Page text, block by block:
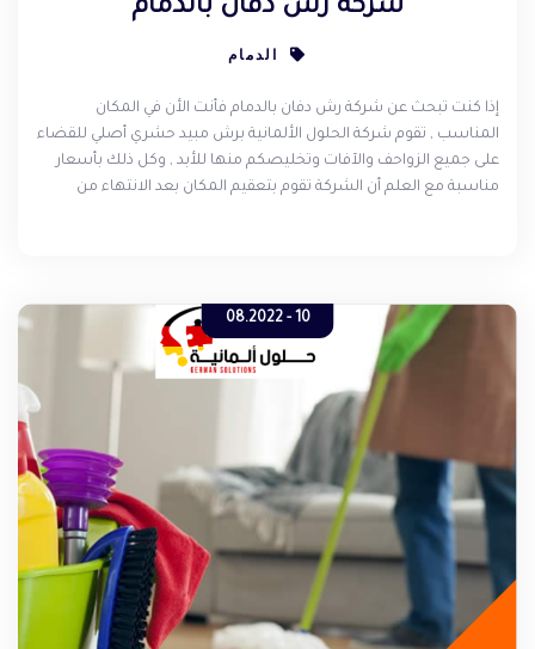
شركة رش دفان بالدمام
الدمام
إذا كنت تبحث عن شركة رش دفان بالدمام فأنت الأن في المكان
المناسب , تقوم شركة الحلول الألمانية برش مبيد حشري أصلي للقضاء
على جميع الزواحف والآفات وتخليصكم منها للأبد , وكل ذلك بأسعار
مناسبة مع العلم أن الشركة تقوم بتعقيم المكان بعد الانتهاء من
10 - 08.2022